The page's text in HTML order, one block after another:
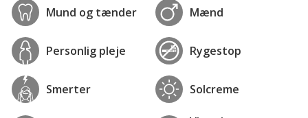
Mund og tænder Mænd
Personlig pleje Rygestop
Smerter Solcreme